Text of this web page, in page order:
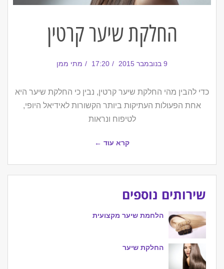
החלקת שיער קרטין
9 בנובמבר 2015 17:20 מתי ממן
כדי להבין מהי החלקת שיער קרטין, נבין כי החלקת שיער היא
אחת הפעולות העתיקות ביותר הקשורות לאידיאל היופי,
לטיפוח ונראות
קרא עוד ←
שירותים נוספים
הלחמת שיער מקצועית
החלקת שיער